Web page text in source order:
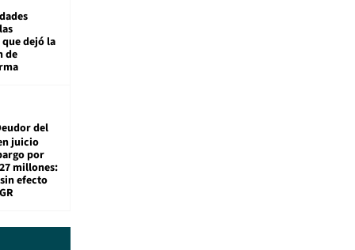
dejó la
de
del
juicio
por
millones:
efecto